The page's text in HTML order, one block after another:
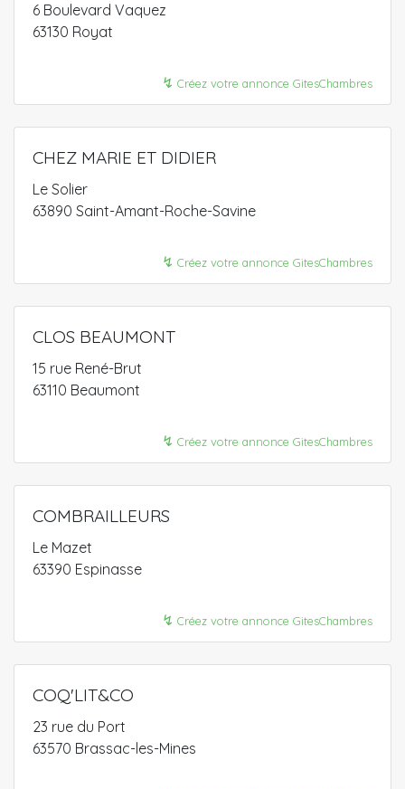
6 Boulevard Vaquez
63130 Royat
↯ Créez votre annonce GitesChambres
CHEZ MARIE ET DIDIER
Le Solier
63890 Saint-Amant-Roche-Savine
↯ Créez votre annonce GitesChambres
CLOS BEAUMONT
15 rue René-Brut
63110 Beaumont
↯ Créez votre annonce GitesChambres
COMBRAILLEURS
Le Mazet
63390 Espinasse
↯ Créez votre annonce GitesChambres
COQ'LIT&CO
23 rue du Port
63570 Brassac-les-Mines